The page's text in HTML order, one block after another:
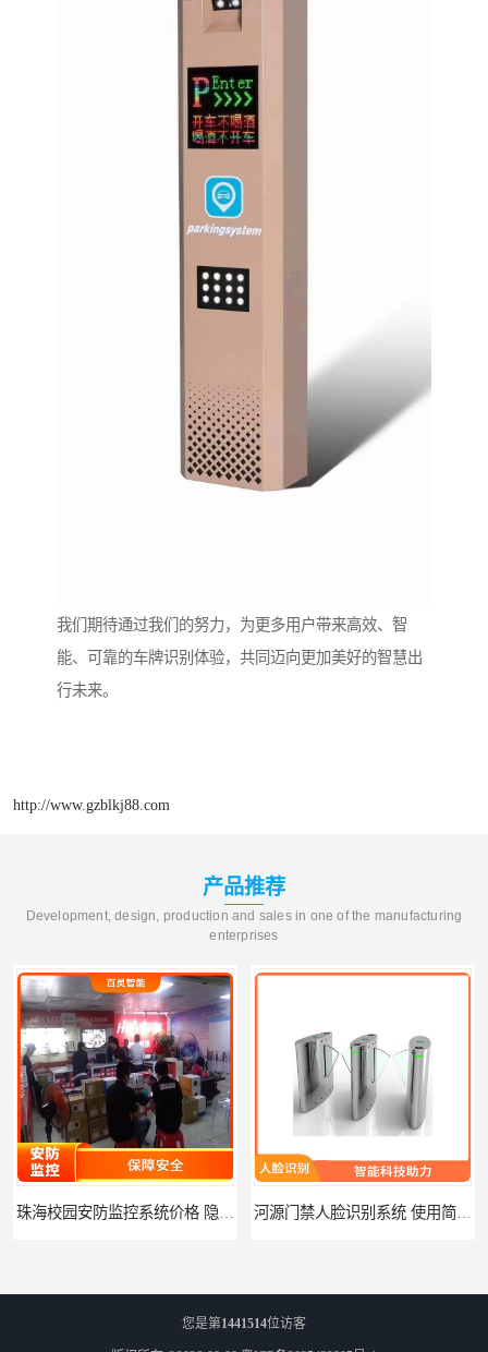
我们期待通过我们的努力，为更多用户带来高效、智
能、可靠的车牌识别体验，共同迈向更加美好的智慧出
行未来。
http://www.gzblkj88.com
产品推荐
Development, design, production and sales in one of the manufacturing
enterprises
您是第1441514位访客